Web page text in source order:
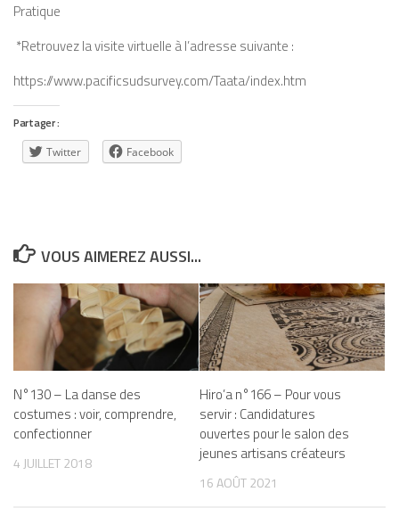
Pratique
*Retrouvez la visite virtuelle àl’adresse suivante :
https://www.pacificsudsurvey.com/Taata/index.htm
Partager :
Twitter Facebook
VOUS AIMEREZ AUSSI...
N°130 – La danse des
costumes : voir, comprendre,
confectionner
4 JUILLET 2018
Hiro’a n°166 – Pour vous
servir : Candidatures
ouvertes pour le salon des
jeunes artisans créateurs
16 AOÛT 2021